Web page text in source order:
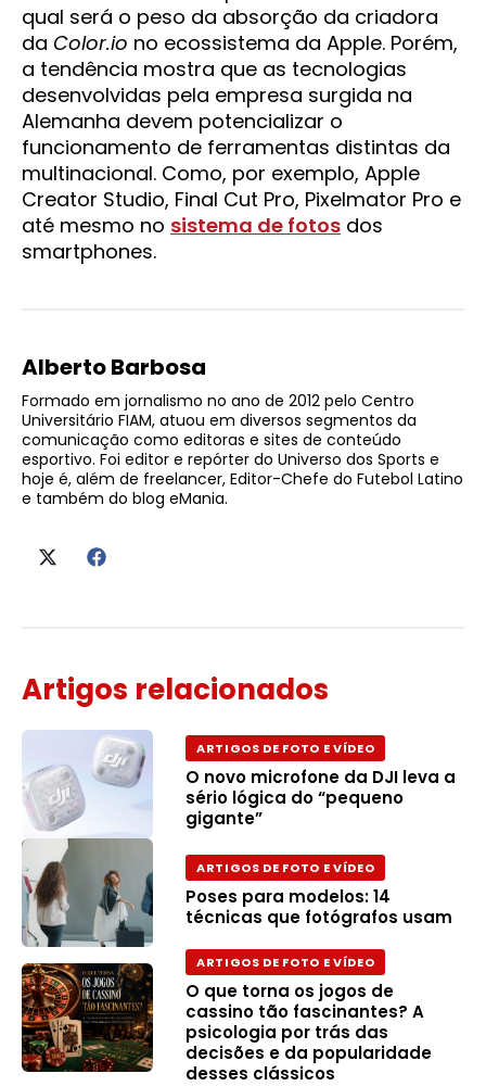
qual será o peso da absorção da criadora
da Color.io no ecossistema da Apple. Porém,
a tendência mostra que as tecnologias
desenvolvidas pela empresa surgida na
Alemanha devem potencializar o
funcionamento de ferramentas distintas da
multinacional. Como, por exemplo, Apple
Creator Studio, Final Cut Pro, Pixelmator Pro e
até mesmo no sistema de fotos dos
smartphones.
Alberto Barbosa
Formado em jornalismo no ano de 2012 pelo Centro
Universitário FIAM, atuou em diversos segmentos da
comunicação como editoras e sites de conteúdo
esportivo. Foi editor e repórter do Universo dos Sports e
hoje é, além de freelancer, Editor-Chefe do Futebol Latino
e também do blog eMania.
Artigos relacionados
ARTIGOS DE FOTO E VÍDEO
O novo microfone da DJI leva a
sério lógica do “pequeno
gigante”
ARTIGOS DE FOTO E VÍDEO
Poses para modelos: 14
técnicas que fotógrafos usam
ARTIGOS DE FOTO E VÍDEO
O que torna os jogos de
cassino tão fascinantes? A
psicologia por trás das
decisões e da popularidade
desses clássicos